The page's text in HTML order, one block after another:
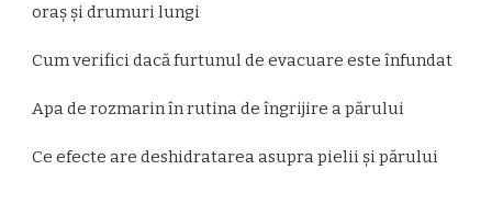
oraș și drumuri lungi
Cum verifici dacă furtunul de evacuare este înfundat
Apa de rozmarin în rutina de îngrijire a părului
Ce efecte are deshidratarea asupra pielii și părului